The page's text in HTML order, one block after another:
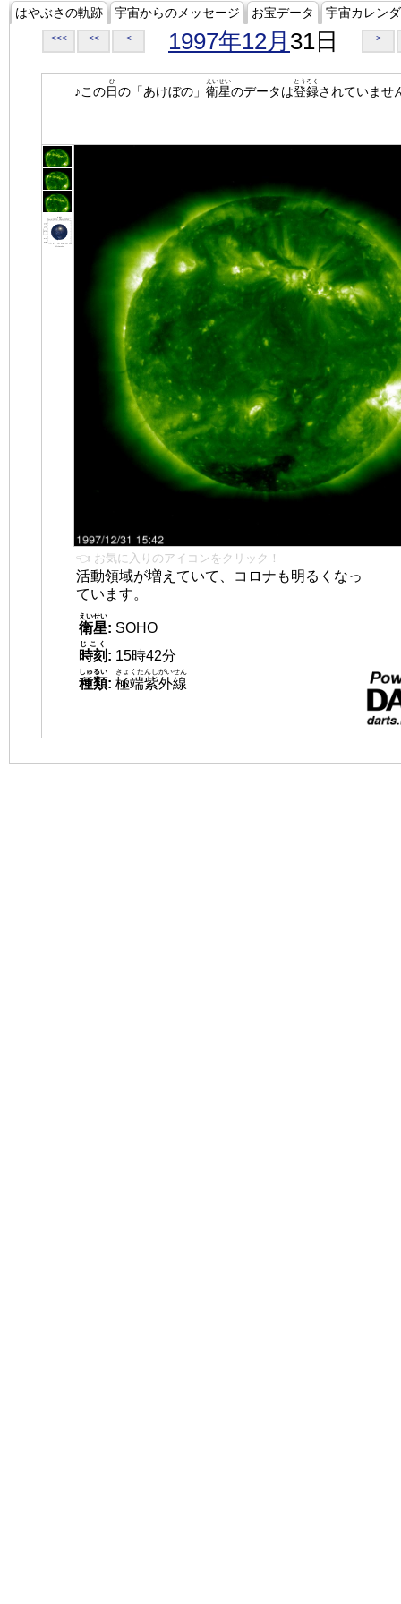
はやぶさの軌跡 宇宙からのメッセージ お宝データ 宇宙カレン
<<< << < 1997年12月 31日 >
♪この日
ひ
の「あけぼの」 衛星
えいせい
のデータは登録
とうろく
されていませ
👈 お気に入りのアイコンをクリック！
活動領域が増えていて、コロナも明るくなっ
ています。
衛星
えいせい
: SOHO
時刻
じこく
: 15時42分
種類
しゅるい
: 極端紫外線
きょくたんしがいせん